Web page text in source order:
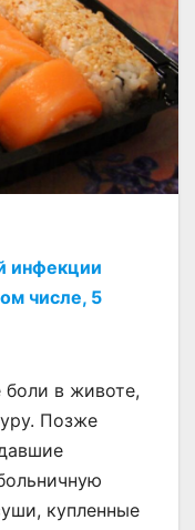
инфекции
числе, 5
в животе,
Позже
купленные